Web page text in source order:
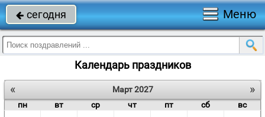
 сегодня Меню
Календарь праздников
« »
Март 2027
пн
вт ср чт пт сб
вс